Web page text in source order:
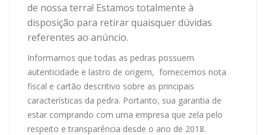
de nossa terra! Estamos totalmente à
disposição para retirar quaisquer dúvidas
referentes ao anúncio.
Informamos que todas as pedras possuem
autenticidade e lastro de origem, fornecemos nota
fiscal e cartão descritivo sobre as principais
características da pedra. Portanto, sua garantia de
estar comprando com uma empresa que zela pelo
respeito e transparência desde o ano de 2018.